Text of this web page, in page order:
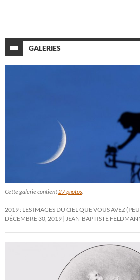
GALERIES
Cette galerie contient 27 photos
2019 : LES IMAGES DU CIEL QUE VOUS AVEZ
DÉCEMBRE 30, 2019
JEAN-BAPTISTE